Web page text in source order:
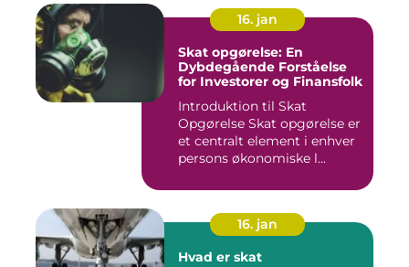
16. jan
Skat opgørelse: En
Dybdegående Forståelse
for Investorer og Finansfolk
Introduktion til Skat
Opgørelse Skat opgørelse er
et centralt element i enhver
persons økonomiske l...
16. jan
Hvad er skat